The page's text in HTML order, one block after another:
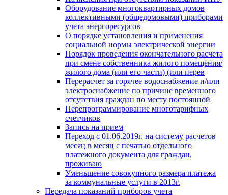
Оборудование многоквартирных домов
коллективными (общедомовыми) приборами
учета энергоресурсов
О порядке установления и применения
социальной нормы электрической энергии
Порядок проведения окончательного расчета
при смене собственника жилого помещения/
жилого дома (или его части) (или перев
Перерасчет за горячее водоснабжение и/или
электроснабжение по причине временного
отсутствия граждан по месту постоянной
Перепрограммирование многотарифных
счетчиков
Запись на прием
Переход с 01.06.2019г. на систему расчетов
месяц в месяц с печатью отдельного
платежного документа для граждан,
проживаю
Уменьшение совокупного размера платежа
за коммунальные услуги в 2013г.
Передача показаний приборов учета